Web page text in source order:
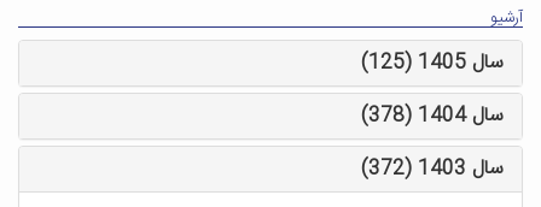
آرشیو
سال 1405 (125)
سال 1404 (378)
سال 1403 (372)